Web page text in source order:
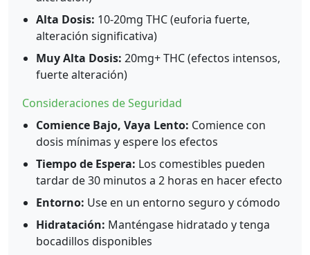
Alta Dosis: 10-20mg THC (euforia fuerte,
alteración significativa)
Muy Alta Dosis: 20mg+ THC (efectos intensos,
fuerte alteración)
Consideraciones de Seguridad
Comience Bajo, Vaya Lento: Comience con
dosis mínimas y espere los efectos
Tiempo de Espera: Los comestibles pueden
tardar de 30 minutos a 2 horas en hacer efecto
Entorno: Use en un entorno seguro y cómodo
Hidratación: Manténgase hidratado y tenga
bocadillos disponibles